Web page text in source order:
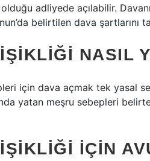
adliyede açılabilir.
belirtilen dava şartlarını
NASIL
için dava açmak tek yasal
yatan meşru sebepleri
IÇIN